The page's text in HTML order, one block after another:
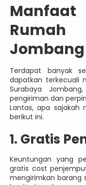
Manfaat
Jombang
Terdapat banyak
dapatkan terkecuali
Surabaya
pengiriman dan
Lantas, apa sajakah
berikut ini.
1. Gratis
Keuntungan yang
gratis cost
mengirimkan barang